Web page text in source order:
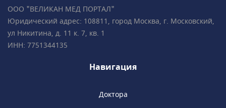
пациентов • Все врачи имеют
международные сертификаты Fetal Medicine
Foundation (Фонд медицины плода) • Всего в
2 минутах ходьбы от метро «Чистые пруды»,
ООО "ВЕЛИКАН МЕД ПОРТАЛ"
Юридический адрес: 108811, город Москва, г. Московский,
ул Никитина, д. 11 к. 7, кв. 1
ИНН: 7751344135
Навигация
Доктора